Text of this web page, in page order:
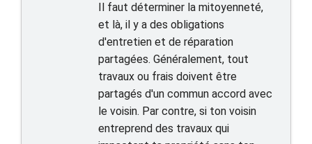
Il faut déterminer la mitoyenneté,
et là, il y a des obligations
d'entretien et de réparation
partagées. Généralement, tout
travaux ou frais doivent être
partagés d'un commun accord avec
le voisin. Par contre, si ton voisin
entreprend des travaux qui